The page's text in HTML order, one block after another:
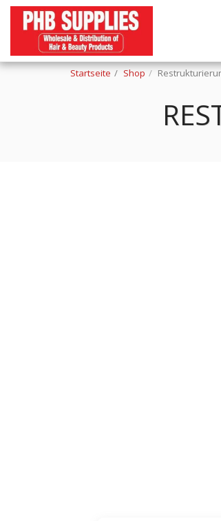
Startseite Shop